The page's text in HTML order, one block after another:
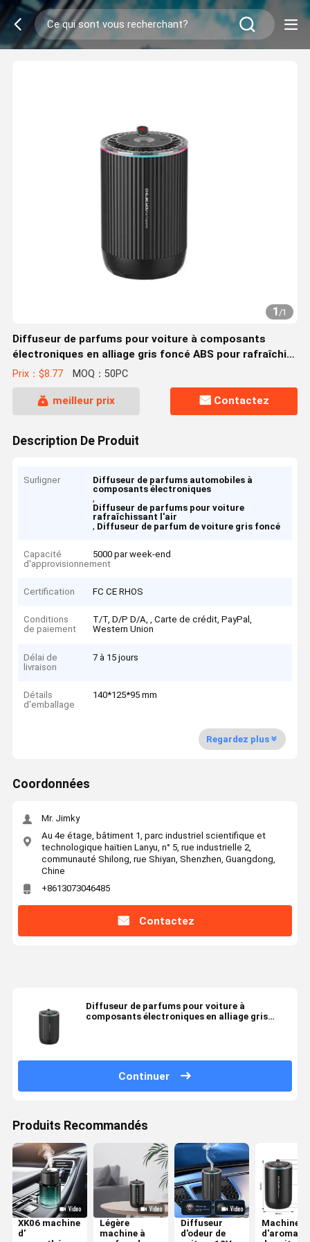
1/1
Diffuseur de parfums pour voiture à composants
électroniques en alliage gris foncé ABS pour rafraîchir
l'air
Prix：$8.77 MOQ：50PC
meilleur prix Contactez
Description De Produit
Surligner
Diffuseur de parfums automobiles à
composants électroniques
,
Diffuseur de parfums pour voiture
rafraîchissant l'air
, Diffuseur de parfum de voiture gris foncé
Capacité
d'approvisionnement
5000 par week-end
Certification FC CE RHOS
Conditions
de paiement
T/T, D/P D/A, , Carte de crédit, PayPal,
Western Union
Délai de
livraison
7 à 15 jours
Détails
d'emballage
140*125*95 mm
Regardez plus
Coordonnées
Mr. Jimky
Au 4e étage, bâtiment 1, parc industriel scientifique et
technologique haïtien Lanyu, n° 5, rue industrielle 2,
communauté Shilong, rue Shiyan, Shenzhen, Guangdong,
Chine
+8613073046485
Contactez
Diffuseur de parfums pour voiture à
composants électroniques en alliage gris
Continuer
Produits Recommandés
XK06 machine
d'
Légère
machine à
Diffuseur
d'odeur de
Machine